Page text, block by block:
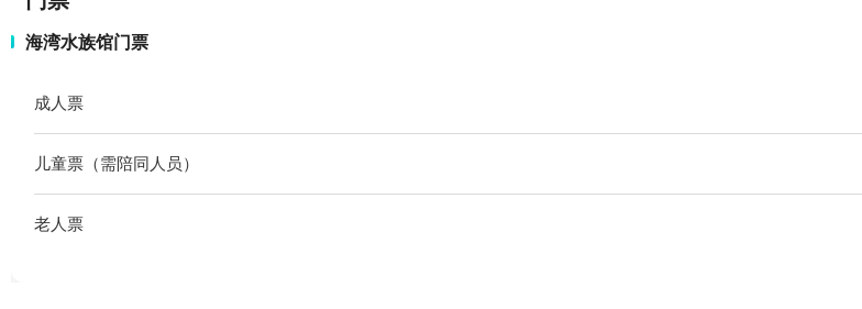
海湾水族馆门票
成人票
儿童票（需陪同人员）
老人票